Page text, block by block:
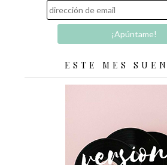
ESTE MES